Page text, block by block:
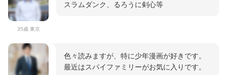
35歳 東京
スラムダンク、るろうに剣心等
色々読みますが、特に少年漫画が好きです。
最近はスパイファミリーがお気に入りです。